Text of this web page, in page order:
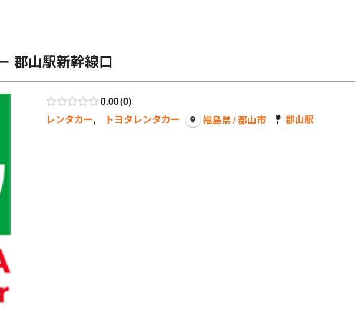
郡山駅新幹線口
0.00 0
レンタカー, トヨタレンタカー 福島県 / 郡山市 郡山駅